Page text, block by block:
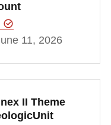
11, 2026
II Theme